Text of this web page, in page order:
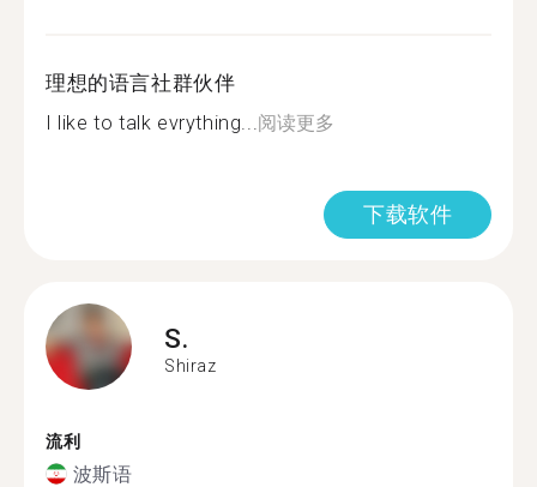
理想的语言社群伙伴
I like to talk evrything...阅读更多
下载软件
S.
Shiraz
流利
波斯语